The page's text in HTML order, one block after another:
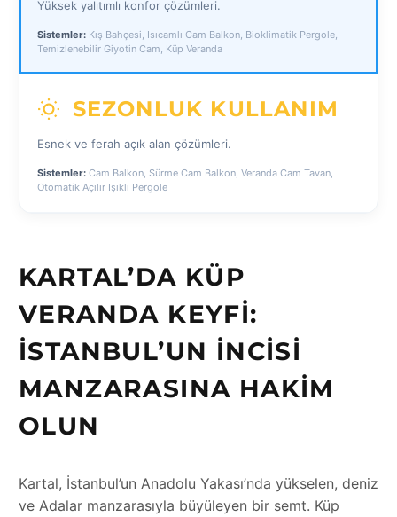
Yüksek yalıtımlı konfor çözümleri.
Sistemler: Kış Bahçesi, Isıcamlı Cam Balkon, Bioklimatik Pergole,
Temizlenebilir Giyotin Cam, Küp Veranda
SEZONLUK KULLANIM
Esnek ve ferah açık alan çözümleri.
Sistemler: Cam Balkon, Sürme Cam Balkon, Veranda Cam Tavan,
Otomatik Açılır Işıklı Pergole
KARTAL’DA KÜP
VERANDA KEYFI:
İSTANBUL’UN İNCISI
MANZARASINA HAKIM
OLUN
Kartal, İstanbul’un Anadolu Yakası’nda yükselen, deniz
ve Adalar manzarasıyla büyüleyen bir semt. Küp